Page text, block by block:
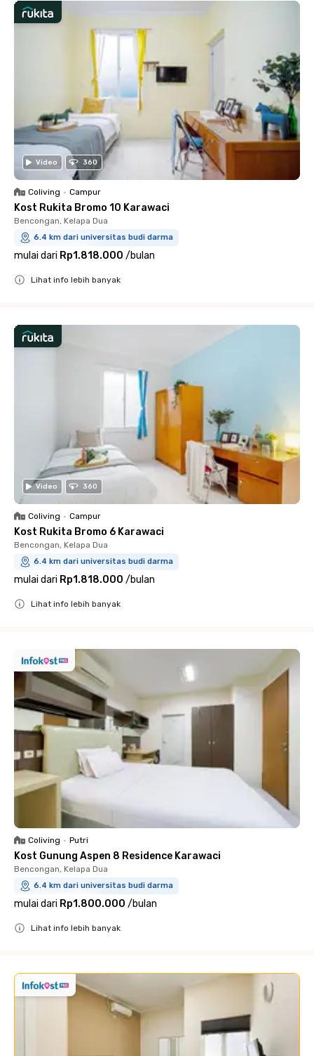
Video 360
Coliving • Campur
Kost Rukita Bromo 10 Karawaci
Bencongan, Kelapa Dua
6.4 km dari universitas budi darma
mulai dari Rp1.818.000 /bulan
Lihat info lebih banyak
Video 360
Coliving • Campur
Kost Rukita Bromo 6 Karawaci
Bencongan, Kelapa Dua
6.4 km dari universitas budi darma
mulai dari Rp1.818.000 /bulan
Lihat info lebih banyak
Coliving • Putri
Kost Gunung Aspen 8 Residence Karawaci
Bencongan, Kelapa Dua
6.4 km dari universitas budi darma
mulai dari Rp1.800.000 /bulan
Lihat info lebih banyak